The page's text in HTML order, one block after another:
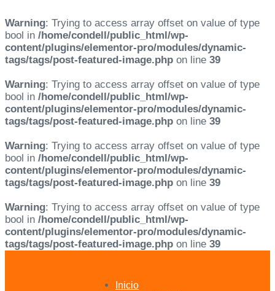
Warning: Trying to access array offset on value of type
bool in /home/condell/public_html/wp-
content/plugins/elementor-pro/modules/dynamic-
tags/tags/post-featured-image.php on line 39
Warning: Trying to access array offset on value of type
bool in /home/condell/public_html/wp-
content/plugins/elementor-pro/modules/dynamic-
tags/tags/post-featured-image.php on line 39
Warning: Trying to access array offset on value of type
bool in /home/condell/public_html/wp-
content/plugins/elementor-pro/modules/dynamic-
tags/tags/post-featured-image.php on line 39
Warning: Trying to access array offset on value of type
bool in /home/condell/public_html/wp-
content/plugins/elementor-pro/modules/dynamic-
tags/tags/post-featured-image.php on line 39
Inicio